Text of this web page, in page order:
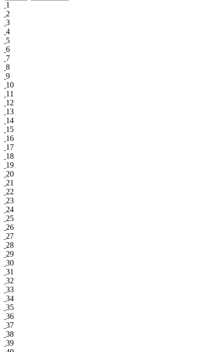
1
2
3
4
5
6
7
8
9
10
11
12
13
14
15
16
17
18
19
20
21
22
23
24
25
26
27
28
29
30
31
32
33
34
35
36
37
38
39